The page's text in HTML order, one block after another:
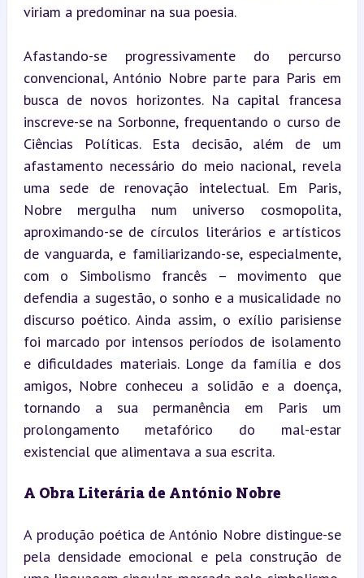
viriam a predominar na sua poesia.
Afastando-se progressivamente do percurso
convencional, António Nobre parte para Paris em
busca de novos horizontes. Na capital francesa
inscreve-se na Sorbonne, frequentando o curso de
Ciências Políticas. Esta decisão, além de um
afastamento necessário do meio nacional, revela
uma sede de renovação intelectual. Em Paris,
Nobre mergulha num universo cosmopolita,
aproximando-se de círculos literários e artísticos
de vanguarda, e familiarizando-se, especialmente,
com o Simbolismo francês – movimento que
defendia a sugestão, o sonho e a musicalidade no
discurso poético. Ainda assim, o exílio parisiense
foi marcado por intensos períodos de isolamento
e dificuldades materiais. Longe da família e dos
amigos, Nobre conheceu a solidão e a doença,
tornando a sua permanência em Paris um
prolongamento metafórico do mal-estar
existencial que alimentava a sua escrita.
A Obra Literária de António Nobre
A produção poética de António Nobre distingue-se
pela densidade emocional e pela construção de